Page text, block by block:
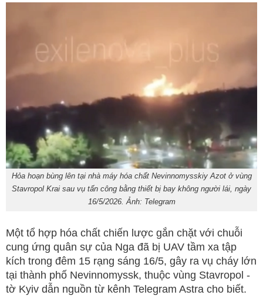
Hỏa hoạn bùng lên tại nhà máy hóa chất Nevinnomysskiy Azot ở vùng
Stavropol Krai sau vụ tấn công bằng thiết bị bay không người lái, ngày
16/5/2026. Ảnh: Telegram
Một tổ hợp hóa chất chiến lược gắn chặt với chuỗi
cung ứng quân sự của Nga đã bị UAV tầm xa tập
kích trong đêm 15 rạng sáng 16/5, gây ra vụ cháy lớn
tại thành phố Nevinnomyssk, thuộc vùng Stavropol -
tờ Kyiv dẫn nguồn từ kênh Telegram Astra cho biết.